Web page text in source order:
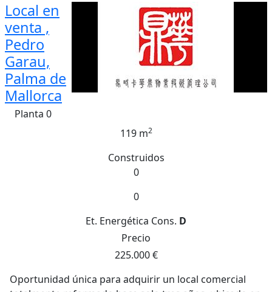
Local en
venta ,
Pedro
Garau,
Palma de
Mallorca
Planta 0
119 m2
Construidos
0
0
Et. Energética Cons. D
Precio
225.000 €
Oportunidad única para adquirir un local comercial